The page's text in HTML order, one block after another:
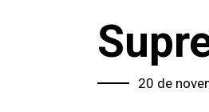
20 de